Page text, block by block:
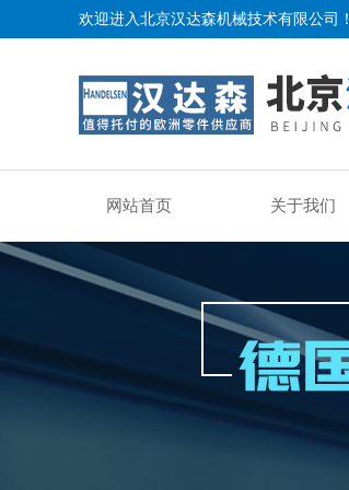
欢迎进入北京汉达森机械技术有限公司！
网站首页 关于我们